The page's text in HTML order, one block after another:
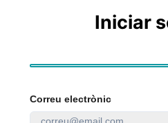
Iniciar
Correu electrònic